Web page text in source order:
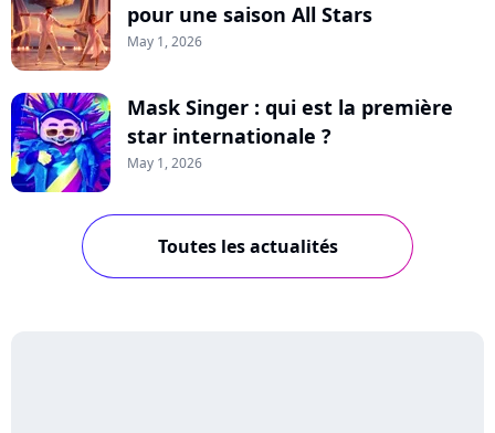
pour une saison All Stars
May 1, 2026
Mask Singer : qui est la première
star internationale ?
May 1, 2026
Toutes les actualités